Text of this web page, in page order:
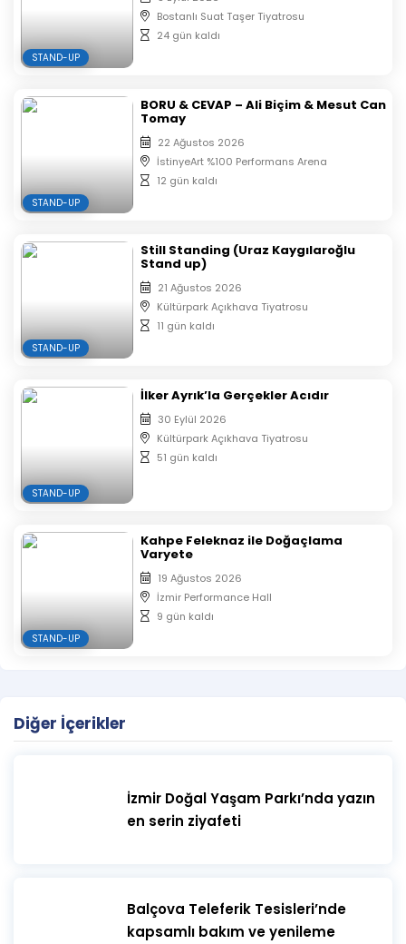
E-Biletiniz Mail ve Sms olarak size gelecektir.
Çıktı almanıza gerek yoktur.
Satın alınan biletlerde iptal, iade ve değişiklik
Oyunun başlamasının ardından salona seyirci
alınmayacaktır.
Biletler Organizasyon Firması Tarafından otomatik
olarak sıralandırılacaktır.
Aynı isim ve mail ile alınan biletlerin koltuk
numaraları yan yana verilmektedir.
STAND-UP
Bostanlı Suat Taşer Tiyatrosu
24 gün kaldı
STAND-UP
BORU & CEVAP – Ali Biçim & Mesut Can
Tomay
22 Ağustos 2026
İstinyeArt %100 Performans Arena
12 gün kaldı
STAND-UP
Still Standing (Uraz Kaygılaroğlu
Stand up)
21 Ağustos 2026
Kültürpark Açıkhava Tiyatrosu
11 gün kaldı
STAND-UP
İlker Ayrık’la Gerçekler Acıdır
30 Eylül 2026
Kültürpark Açıkhava Tiyatrosu
51 gün kaldı
STAND-UP
Kahpe Feleknaz ile Doğaçlama
Varyete
19 Ağustos 2026
İzmir Performance Hall
9 gün kaldı
Diğer İçerikler
İzmir Doğal Yaşam Parkı’nda yazın
en serin ziyafeti
​Balçova Teleferik Tesisleri’nde
kapsamlı bakım ve yenileme